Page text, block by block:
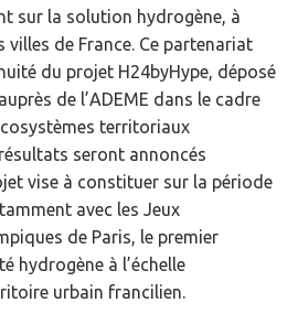
sur la solution hydrogène, à
villes de France. Ce partenariat
du projet H24byHype, déposé
de l’ADEME dans le cadre
territoriaux
seront annoncés
vise à constituer sur la période
avec les Jeux
de Paris, le premier
hydrogène à l’échelle
urbain francilien.